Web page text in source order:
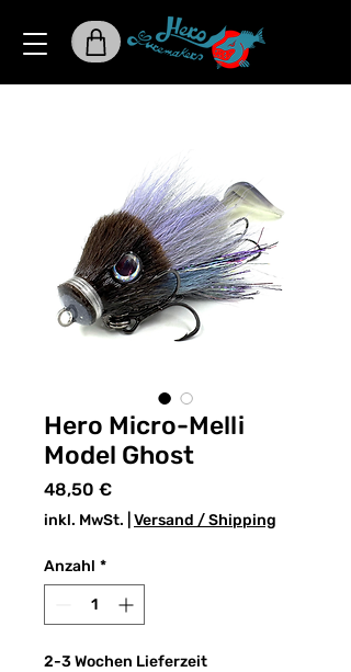
Hero Micro-Melli
Model Ghost
48,50 €Preis
inkl. MwSt. Versand / Shipping
Anzahl *
2-3 Wochen Lieferzeit